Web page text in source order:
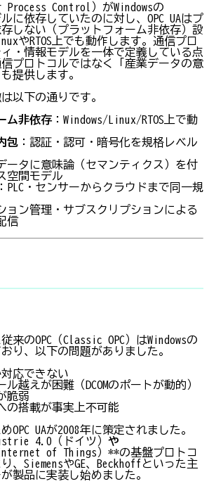
Process Control）がWindowsの
ルに依存していたのに対し、OPC UAはプ
しない（プラットフォーム非依存）設
やRTOS上でも動作します。通信プロ
・情報モデルを一体で定義している点
プロトコルではなく「産業データの意
提供します。
以下の通りです。
ム非依存：Windows/Linux/RTOS上で動
包 ：認証・認可・暗号化を規格レベル
ータに意味論（セマンティクス）を付
空間モデル
：PLC・センサーからクラウドまで同一規
ョン管理・サブスクリプションによる
信
来のOPC（Classic OPC）はWindowsの
おり、以下の問題がありました。
対応できない
越えが困難（DCOMのポートが動的）
脆弱
の搭載が事実上不可能
OPC UAが2008年に策定されました。
4.0（ドイツ） や
of Things）**の基盤プロトコ
、SiemensやGE、Beckhoffといった主
製品に実装し始めました。